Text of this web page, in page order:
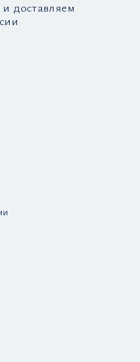
доставляем